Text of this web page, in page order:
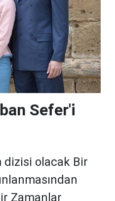
Sefer'i
dizisi olacak Bir
Zamanlar